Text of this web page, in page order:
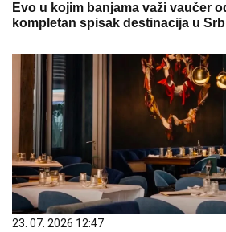
Evo u kojim banjama važi vaučer
kompletan spisak destinacija u
23. 07. 2026 12:47